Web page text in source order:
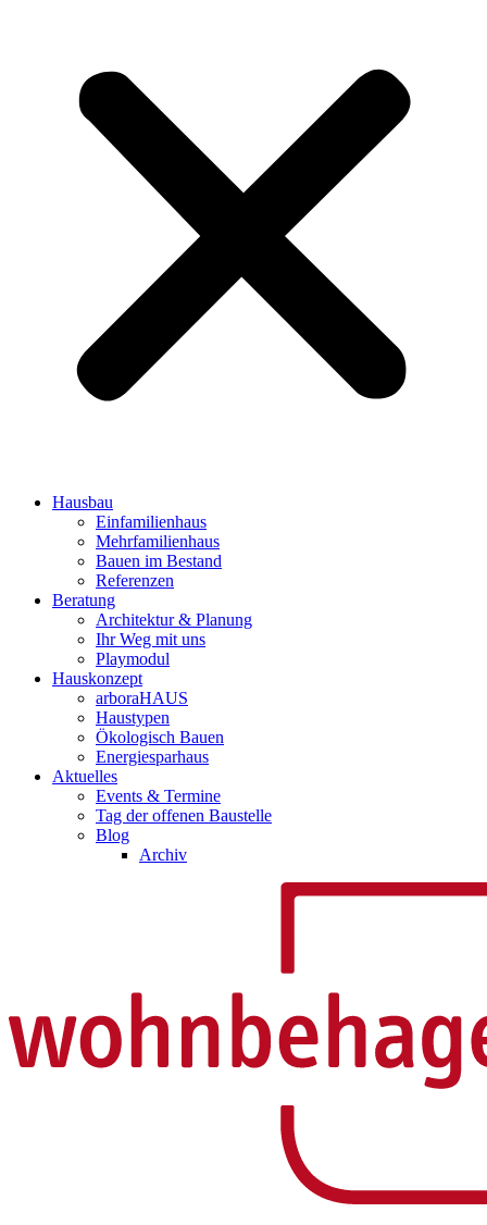
Hausbau
Einfamilienhaus
Mehrfamilienhaus
Bauen im Bestand
Referenzen
Beratung
Architektur & Planung
Ihr Weg mit uns
Playmodul
Hauskonzept
arboraHAUS
Haustypen
Ökologisch Bauen
Energiesparhaus
Aktuelles
Events & Termine
Tag der offenen Baustelle
Blog
Archiv